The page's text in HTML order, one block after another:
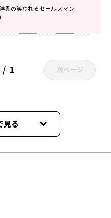
ン（仮）』
貴の笑われるセールスマン
1 次ページ
見る